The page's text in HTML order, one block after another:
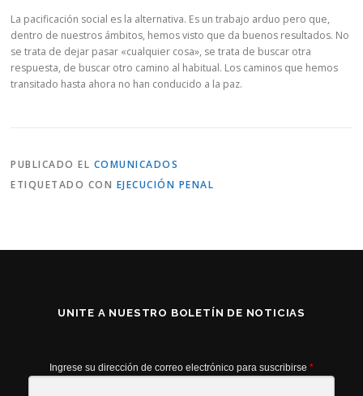
La pacificación social es la alternativa. Es un trabajo arduo pero que,
dentro de nuestros ámbitos, hemos visto que da buenos resultados. No
se trata de dejar pasar «cualquier cosa», se trata de buscar otra
respuesta, de buscar otro camino al habitual. Los caminos que hemos
transitado hasta ahora no han conducido a la paz.
PUBLICADO EL COMUNICADOS
ETIQUETADO CON EJECUCIÓN PENAL
UNITE A NUESTRO BOLETÍN DE NOTICIAS
Ingrese su dirección de correo electrónico para suscribirse *